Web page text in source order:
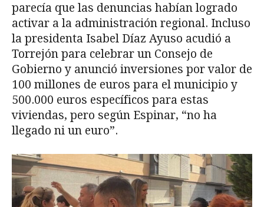
parecía que las denuncias habían logrado
activar a la administración regional. Incluso
la presidenta Isabel Díaz Ayuso acudió a
Torrejón para celebrar un Consejo de
Gobierno y anunció inversiones por valor de
100 millones de euros para el municipio y
500.000 euros específicos para estas
viviendas, pero según Espinar, “no ha
llegado ni un euro”.